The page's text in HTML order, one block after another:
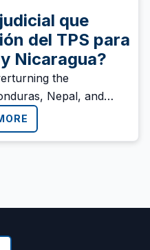
que
del TPS para
Nicaragua?
the
Nepal, and